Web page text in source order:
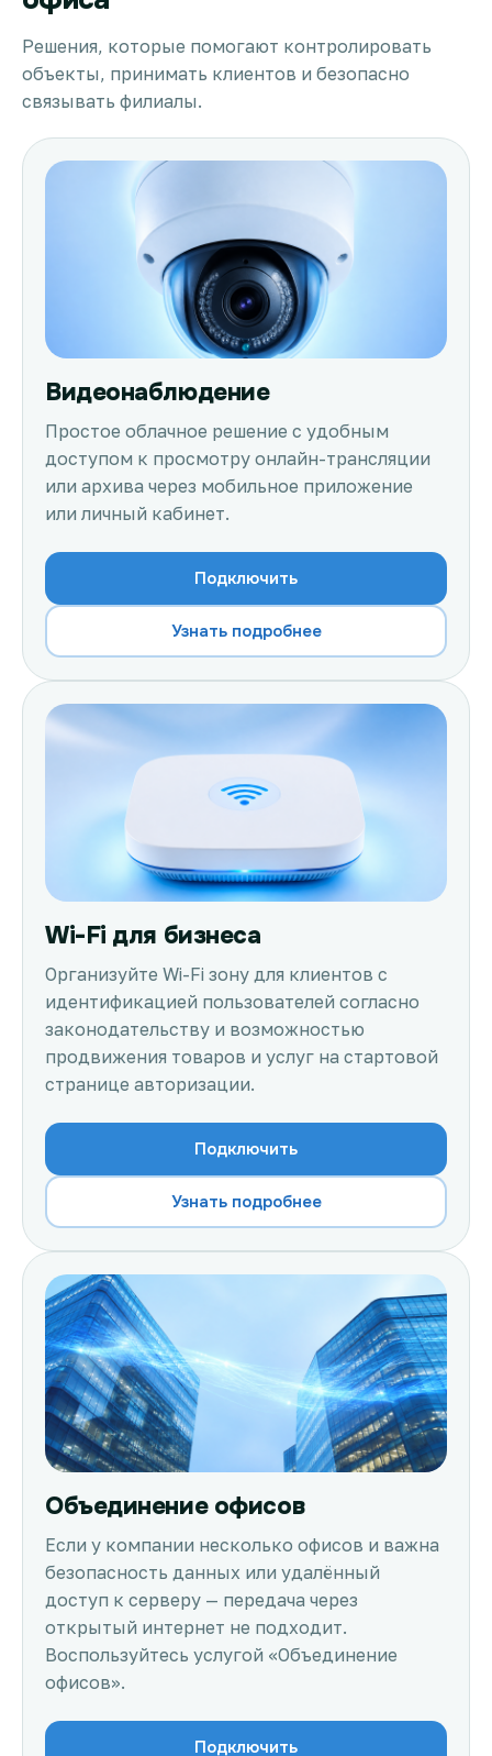
Решения, которые помогают контролировать
объекты, принимать клиентов и безопасно
связывать филиалы.
Видеонаблюдение
Простое облачное решение с удобным
доступом к просмотру онлайн-трансляции
или архива через мобильное приложение
или личный кабинет.
Подключить
Узнать подробнее
Wi-Fi для бизнеса
Организуйте Wi-Fi зону для клиентов с
идентификацией пользователей согласно
законодательству и возможностью
продвижения товаров и услуг на стартовой
странице авторизации.
Подключить
Узнать подробнее
Объединение офисов
Если у компании несколько офисов и важна
безопасность данных или удалённый
доступ к серверу — передача через
открытый интернет не подходит.
Воспользуйтесь услугой «Объединение
офисов».
Подключить